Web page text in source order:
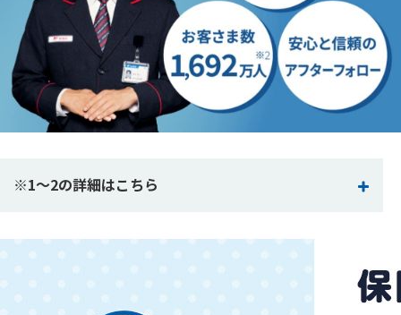
マイページログイン
入院保険金・手術保険金のご請求
保険をご検討中のお客さま
終身保険
定期保険
法人のお客さま
【まずはご相談ください】企業経営でお悩みの方はこ
ちら
目的から探す
かんぽ生命の団体取扱い
お役立ち情報
かんぽのLifeサポートナビ
かんぽ生命について
かんぽ生命について
よくあるご質問
お問い合わせ
※1〜2の詳細はこちら